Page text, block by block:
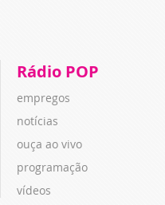
Rádio POP
empregos
notícias
ouça ao vivo
programação
vídeos